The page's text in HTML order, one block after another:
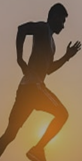
devenir membre